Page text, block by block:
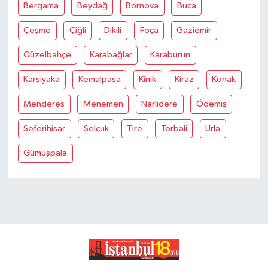
Bergama Beydağ Bornova Buca
Çeşme Çiğli Dikili Foça Gaziemir
Güzelbahçe Karabağlar Karaburun
Karşiyaka Kemalpaşa Kinik Kiraz Konak
Menderes Menemen Narlidere Ödemiş
Seferihisar Selçuk Tire Torbali Urla
Gümüşpala